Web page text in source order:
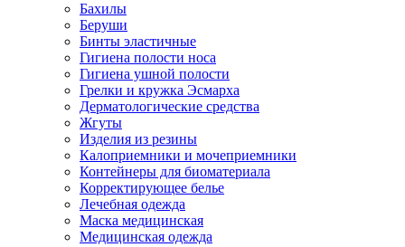
Бахилы
Беруши
Бинты эластичные
Гигиена полости носа
Гигиена ушной полости
Грелки и кружка Эсмарха
Дерматологические средства
Жгуты
Изделия из резины
Калоприемники и мочеприемники
Контейнеры для биоматериала
Корректирующее белье
Лечебная одежда
Маска медицинская
Медицинская одежда